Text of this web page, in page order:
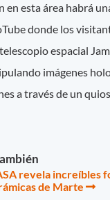
en esta área habrá
donde los
espacial
imágenes
a través de un
revela increíbles
de Marte